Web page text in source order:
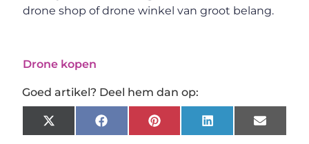
drone shop of drone winkel van groot belang.
Drone kopen
Goed artikel? Deel hem dan op:
X
(Twitter)
FacebookPinterestLinkedInEmail